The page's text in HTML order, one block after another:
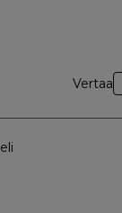
Vertaa